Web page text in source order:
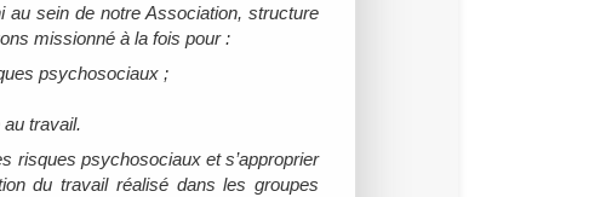
sein de notre Association, structure
missionné à la fois pour :
psychosociaux ;
travail.
risques psychosociaux et s’approprier
du travail réalisé dans les groupes